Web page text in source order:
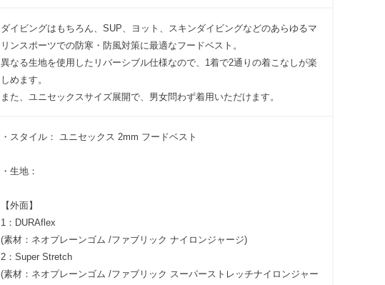
ダイビングはもちろん、SUP、ヨット、スキンダイビングなどのあらゆるマ
リンスポーツでの防寒・防風対策に最適なフードベスト。
異なる生地を使用したリバーシブル仕様なので、1着で2通りの着こなしが楽
しめます。
また、ユニセックスサイズ展開で、男女問わず着用いただけます。
・スタイル： ユニセックス 2mm フードベスト
・生地：
【外面】
1：DURAflex
(素材：ネオプレーンゴム /ファブリック ナイロンジャージ)
2：Super Stretch
(素材：ネオプレーンゴム /ファブリック スーパーストレッチナイロンジャー